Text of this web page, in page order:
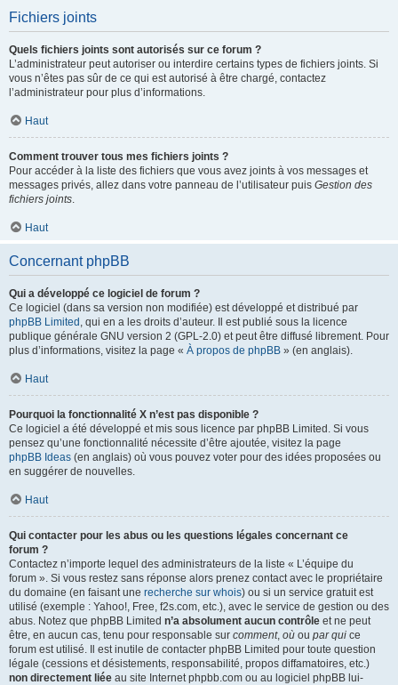
Fichiers joints
Quels fichiers joints sont autorisés sur ce forum ?
L’administrateur peut autoriser ou interdire certains types de fichiers joints. Si
vous n’êtes pas sûr de ce qui est autorisé à être chargé, contactez
l’administrateur pour plus d’informations.
Haut
Comment trouver tous mes fichiers joints ?
Pour accéder à la liste des fichiers que vous avez joints à vos messages et
messages privés, allez dans votre panneau de l’utilisateur puis Gestion des
fichiers joints.
Haut
Concernant phpBB
Qui a développé ce logiciel de forum ?
Ce logiciel (dans sa version non modifiée) est développé et distribué par
phpBB Limited , qui en a les droits d’auteur. Il est publié sous la licence
publique générale GNU version 2 (GPL-2.0) et peut être diffusé librement. Pour
plus d’informations, visitez la page « À propos de phpBB » (en anglais).
Haut
Pourquoi la fonctionnalité X n’est pas disponible ?
Ce logiciel a été développé et mis sous licence par phpBB Limited. Si vous
pensez qu’une fonctionnalité nécessite d’être ajoutée, visitez la page
phpBB Ideas (en anglais) où vous pouvez voter pour des idées proposées ou
en suggérer de nouvelles.
Haut
Qui contacter pour les abus ou les questions légales concernant ce
forum ?
Contactez n’importe lequel des administrateurs de la liste « L’équipe du
forum ». Si vous restez sans réponse alors prenez contact avec le propriétaire
du domaine (en faisant une recherche sur whois) ou si un service gratuit est
utilisé (exemple : Yahoo!, Free, f2s.com, etc.), avec le service de gestion ou des
abus. Notez que phpBB Limited n’a absolument aucun contrôle et ne peut
être, en aucun cas, tenu pour responsable sur comment, où ou par qui ce
forum est utilisé. Il est inutile de contacter phpBB Limited pour toute question
légale (cessions et désistements, responsabilité, propos diffamatoires, etc.)
non directement liée au site Internet phpbb.com ou au logiciel phpBB lui-